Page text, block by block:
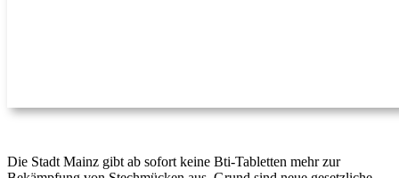
Die Stadt Mainz gibt ab sofort keine Bti-Tabletten mehr zur